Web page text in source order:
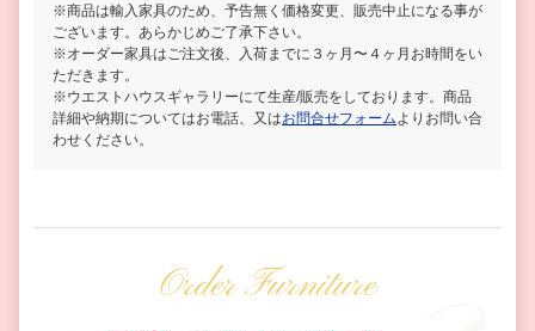
※商品は輸入家具のため、予告無く価格変更、販売中止になる事が
ございます。あらかじめご了承下さい。
※オーダー家具はご注文後、入荷までに３ヶ月〜４ヶ月お時間をい
ただきます。
※ウエストハウスギャラリーにて生産/販売をしております。商品
詳細や納期についてはお電話、又はお問合せフォーム よりお問い合
わせください。
Order Furniture